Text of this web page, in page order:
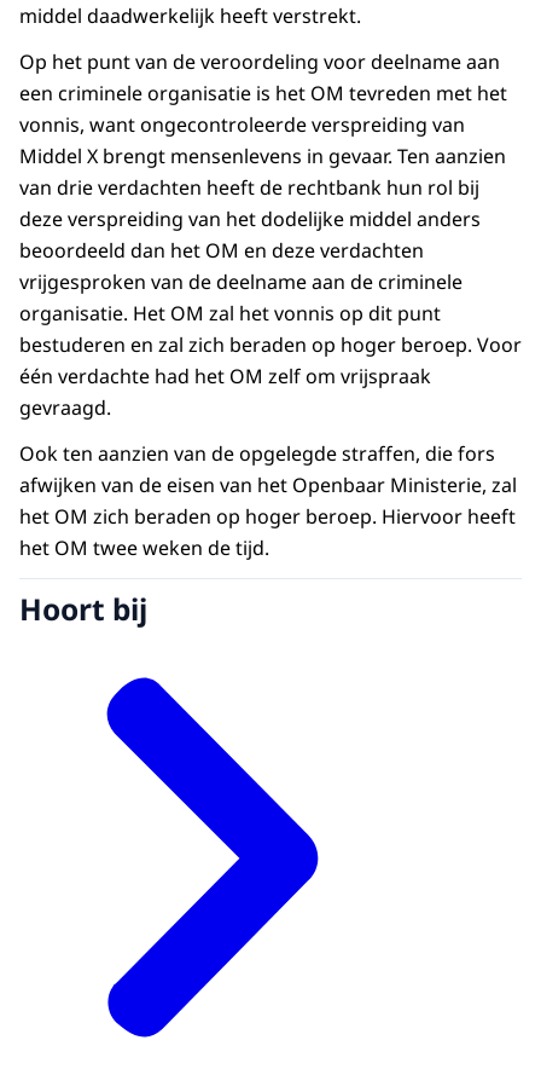
middel daadwerkelijk heeft verstrekt.
Op het punt van de veroordeling voor deelname aan
een criminele organisatie is het OM tevreden met het
vonnis, want ongecontroleerde verspreiding van
Middel X brengt mensenlevens in gevaar. Ten aanzien
van drie verdachten heeft de rechtbank hun rol bij
deze verspreiding van het dodelijke middel anders
beoordeeld dan het OM en deze verdachten
vrijgesproken van de deelname aan de criminele
organisatie. Het OM zal het vonnis op dit punt
bestuderen en zal zich beraden op hoger beroep. Voor
één verdachte had het OM zelf om vrijspraak
gevraagd.
Ook ten aanzien van de opgelegde straffen, die fors
afwijken van de eisen van het Openbaar Ministerie, zal
het OM zich beraden op hoger beroep. Hiervoor heeft
het OM twee weken de tijd.
Hoort bij